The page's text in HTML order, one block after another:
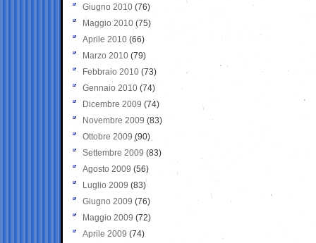
Giugno 2010 (76)
Maggio 2010 (75)
Aprile 2010 (66)
Marzo 2010 (79)
Febbraio 2010 (73)
Gennaio 2010 (74)
Dicembre 2009 (74)
Novembre 2009 (83)
Ottobre 2009 (90)
Settembre 2009 (83)
Agosto 2009 (56)
Luglio 2009 (83)
Giugno 2009 (76)
Maggio 2009 (72)
Aprile 2009 (74)